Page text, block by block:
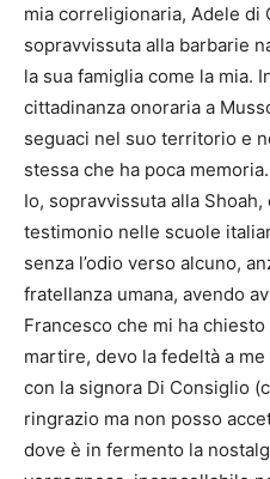
mia correligionaria, Adele di
sopravvissuta alla barbarie
la sua famiglia come la mia.
cittadinanza onoraria a
seguaci nel suo territorio e
stessa che ha poca memoria.
Io, sopravvissuta alla
testimonio nelle scuole
senza l’odio verso alcuno,
fratellanza umana, avendo
Francesco che mi ha
martire, devo la fedeltà a
con la signora Di Consiglio
ringrazio ma non posso
dove è in fermento la